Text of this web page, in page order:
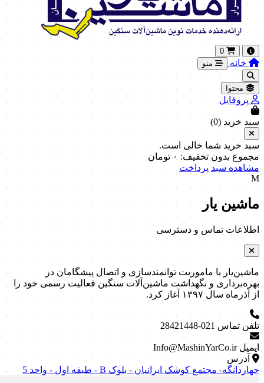
0
خانه منو
محتوا
پروفایل
سبد خرید (0
)
سبد خرید شما خالی است.
مجموع بدون تخفیف: ۰ تومان
مشاهده سبد پرداخت
M
ماشین یار
اطلاعات تماس و دسترسی
ماشین‌یار با ماموریت توانمندسازی و اتصال پیشگامان در
بهره‌برداری و نگهداشت ماشین‌آلات سنگین فعالیت رسمی خود را
از آذرماه سال ۱۳۹۷ آغاز کرد.
تلفن تماس 021-28421448
ایمیل Info@MashinYarCo.ir
آدرس
چهاردانگه- مجتمع کوشک ایرانیان - بلوک B - طبقه اول - واحد 5